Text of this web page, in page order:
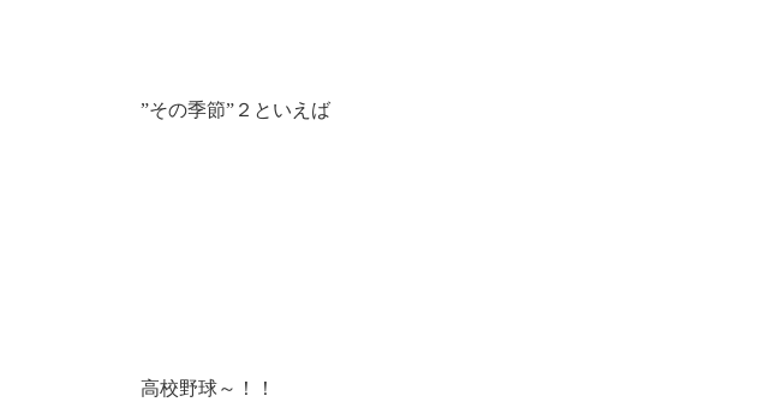
”その季節”２といえば
高校野球～！！